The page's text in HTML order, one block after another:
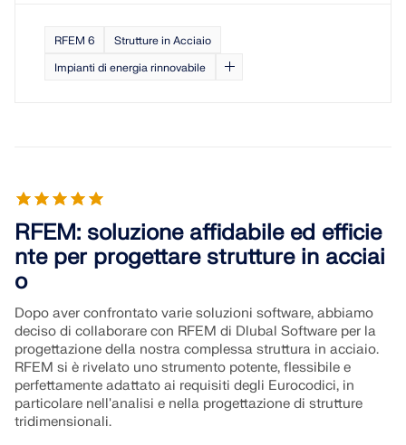
RFEM 6
Strutture in Acciaio
Impianti di energia rinnovabile
RFEM: soluzione affidabile ed efficie
nte per progettare strutture in acciai
o
Dopo aver confrontato varie soluzioni software, abbiamo
deciso di collaborare con RFEM di Dlubal Software per la
progettazione della nostra complessa struttura in acciaio.
RFEM si è rivelato uno strumento potente, flessibile e
perfettamente adattato ai requisiti degli Eurocodici, in
particolare nell'analisi e nella progettazione di strutture
tridimensionali.